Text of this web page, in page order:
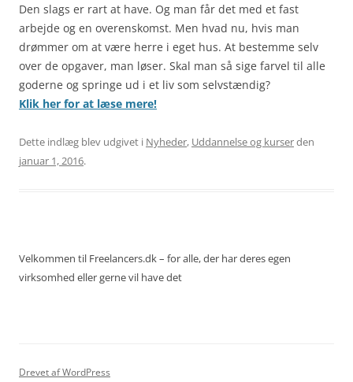
Den slags er rart at have. Og man får det med et fast
arbejde og en overenskomst. Men hvad nu, hvis man
drømmer om at være herre i eget hus. At bestemme selv
over de opgaver, man løser. Skal man så sige farvel til alle
goderne og springe ud i et liv som selvstændig?
Klik her for at læse mere!
Dette indlæg blev udgivet i Nyheder, Uddannelse og kurserden
januar 1, 2016.
Velkommen til Freelancers.dk – for alle, der har deres egen
virksomhed eller gerne vil have det
Drevet af WordPress